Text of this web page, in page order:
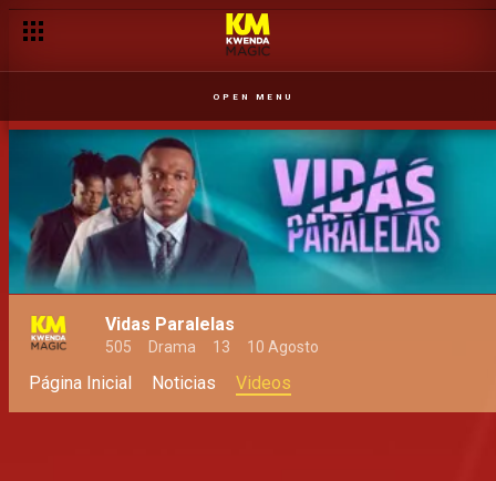
OPEN MENU
Vidas Paralelas
505 Drama 13 10 Agosto
Página Inicial Noticias Videos